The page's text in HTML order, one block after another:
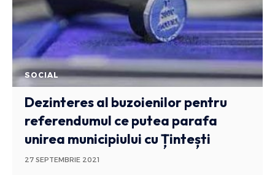
SOCIAL
Dezinteres al buzoienilor pentru
referendumul ce putea parafa
unirea municipiului cu Țintești
27 SEPTEMBRIE 2021